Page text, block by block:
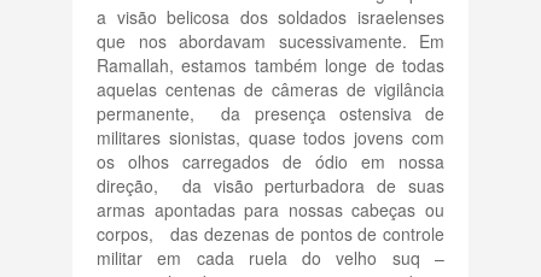
Junte-se a nós
PUBLICAÇÕES
CONTATO
a visão belicosa dos soldados israelenses
que nos abordavam sucessivamente. Em
Ramallah, estamos também longe de todas
aquelas centenas de câmeras de vigilância
permanente, da presença ostensiva de
militares sionistas, quase todos jovens com
os olhos carregados de ódio em nossa
direção, da visão perturbadora de suas
armas apontadas para nossas cabeças ou
corpos, das dezenas de pontos de controle
militar em cada ruela do velho suq –